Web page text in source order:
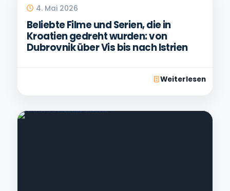
4. Mai 2026
Beliebte Filme und Serien, die in
Kroatien gedreht wurden: von
Dubrovnik über Vis bis nach Istrien
Weiterlesen